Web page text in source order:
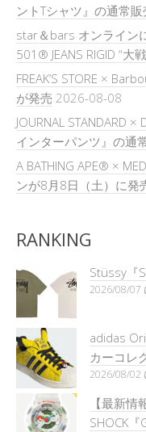
ントTシャツ』の通常
star＆bars オンライン
501® JEANS RIGID “大
FREAK’S STORE ×
が発売 2026-08-08
JOURNAL STANDARD
インターパンツ』の通
A BATHING APE® ×
ンが8月8日（土）に発
RANKING
Stüssy『
2026/08/07
adidas
カーコレ
2026/08/02
【最新
SHOCK『